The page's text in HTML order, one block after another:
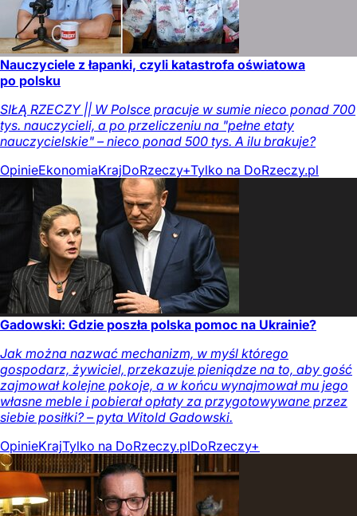
Nauczyciele z łapanki, czyli katastrofa oświatowa
po polsku
SIŁĄ RZECZY || W Polsce pracuje w sumie nieco ponad 700
tys. nauczycieli, a po przeliczeniu na "pełne etaty
nauczycielskie" – nieco ponad 500 tys. A ilu brakuje?
OpinieEkonomiaKrajDoRzeczy+Tylko na DoRzeczy.pl
Gadowski: Gdzie poszła polska pomoc na Ukrainie?
Jak można nazwać mechanizm, w myśl którego
gospodarz, żywiciel, przekazuje pieniądze na to, aby gość
zajmował kolejne pokoje, a w końcu wynajmował mu jego
własne meble i pobierał opłaty za przygotowywane przez
siebie posiłki? – pyta Witold Gadowski.
OpinieKrajTylko na DoRzeczy.plDoRzeczy+